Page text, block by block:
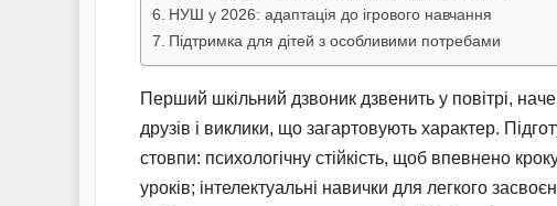
НУШ у 2026: адаптація до ігрового навчання
Підтримка для дітей з особливими потребами
Перший шкільний дзвоник дзвенить у повітрі,
друзів і виклики, що загартовують характер.
стовпи: психологічну стійкість, щоб впевнено
уроків; інтелектуальні навички для легкого